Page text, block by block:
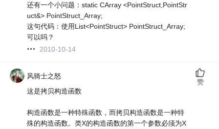
还有一个小问题：static CArray <PointStruct,PointStr
uct&> PointStruct_Array;
这句代码：使用List<PointStruct> PointStruct_Array;
可以吗？
2010-10-14
风骑士之怒
这是拷贝构造函数
构造函数是一种特殊函数，而拷贝构造函数是一种特
殊的构造函数。类X的构造函数的第一个参数必须为X
赞